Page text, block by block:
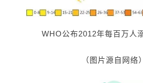
WHO公布2012年每百万人
（图片源自网络）